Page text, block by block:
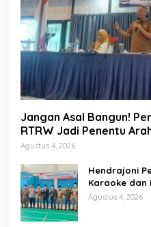
Jangan Asal Bangun!
RTRW Jadi Penentu
Agustus 4, 2026
Hendrajoni
Karaoke dan
Agustus 4, 2026